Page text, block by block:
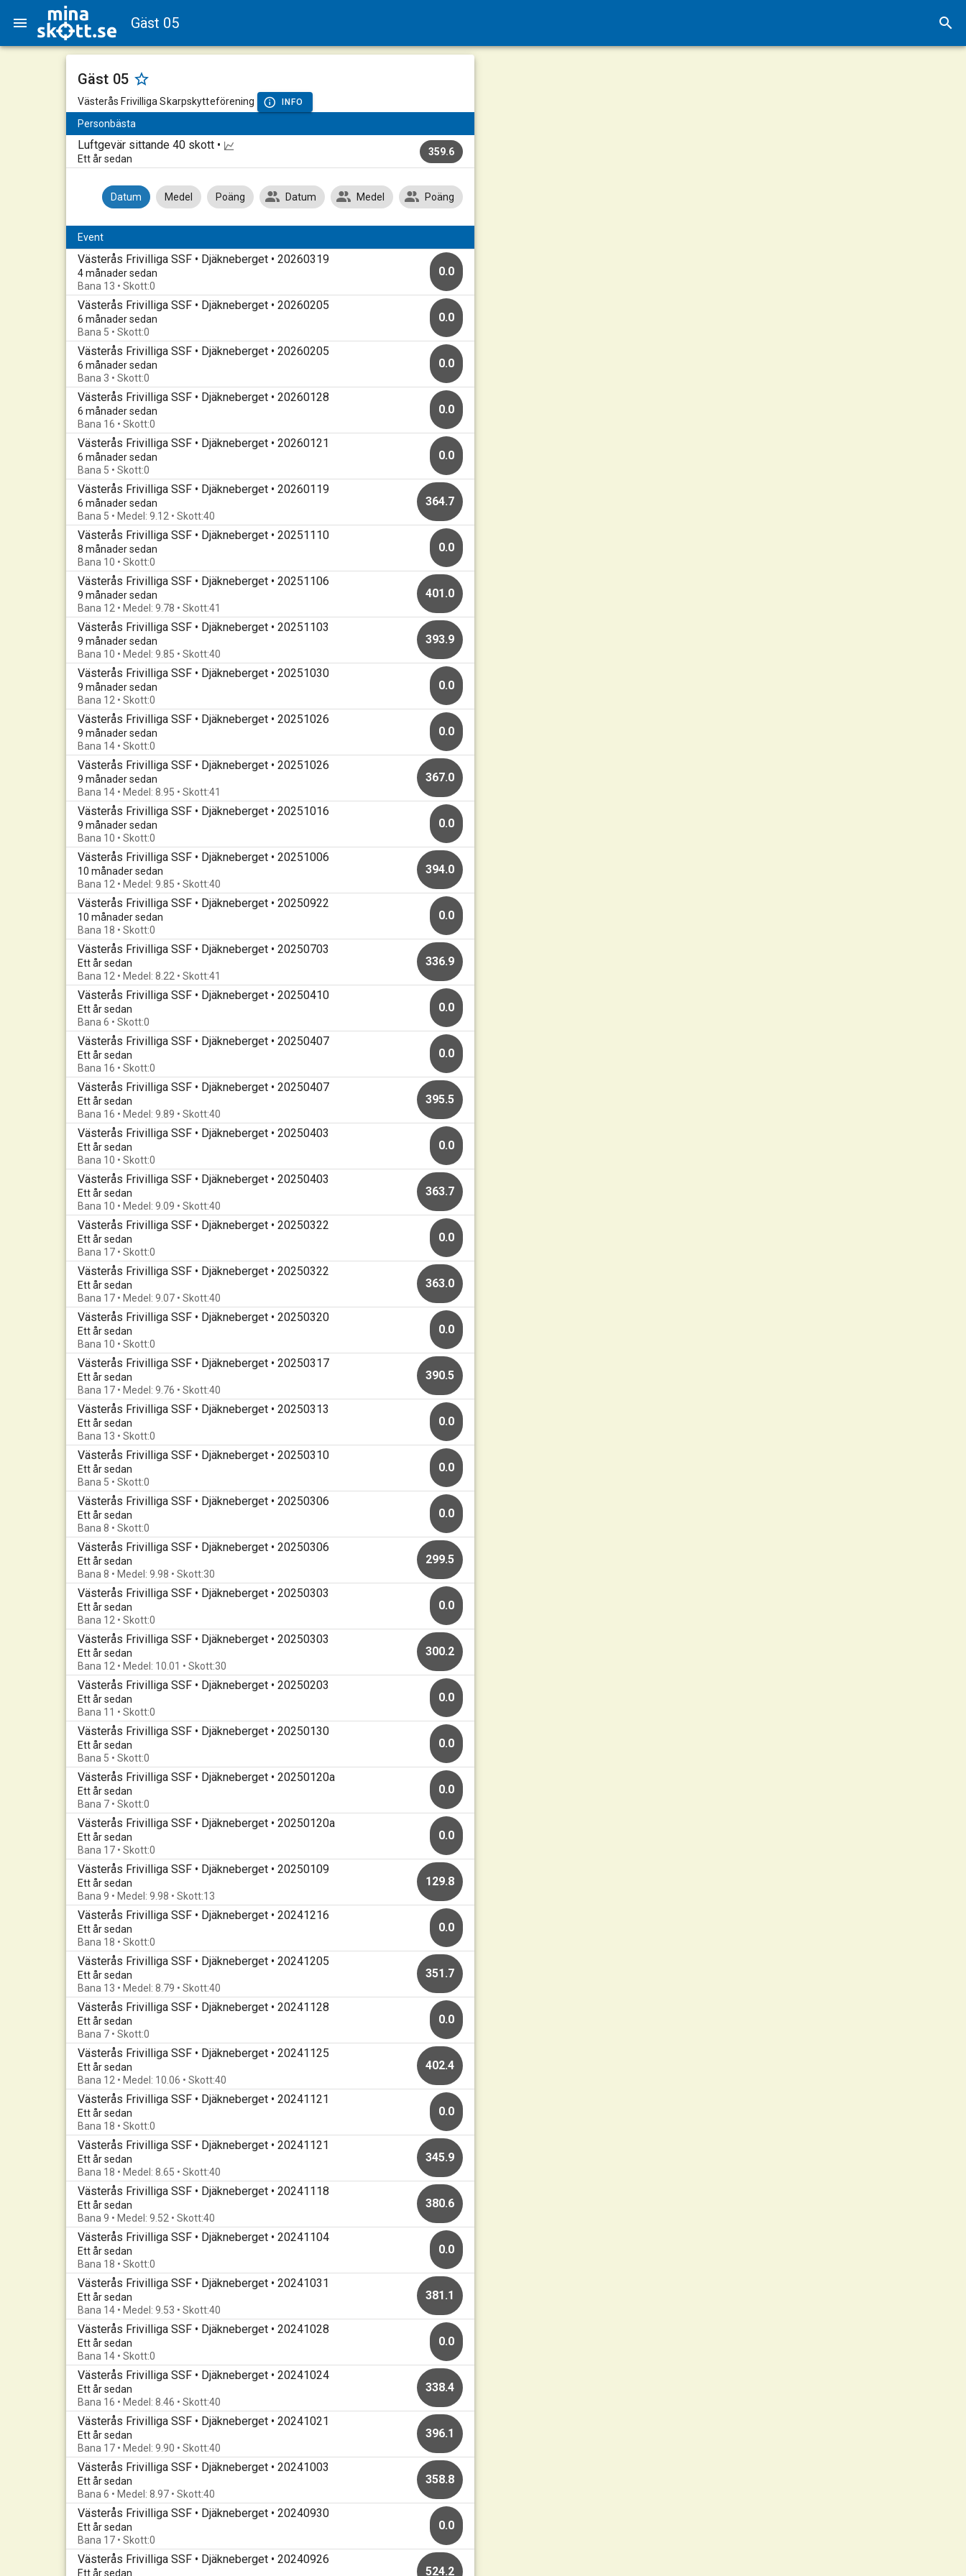
Gäst 05
Gäst 05
Västerås Frivilliga Skarpskytteförening INFO
Personbästa
Luftgevär sittande40 skott •
Ett år sedan
359.6
Datum Medel Poäng Datum Medel Poäng
Event
Västerås Frivilliga SSF • Djäkneberget • 20260319
4 månader sedan
Bana 13 • Skott:0
0.0
Västerås Frivilliga SSF • Djäkneberget • 20260205
6 månader sedan
Bana 5 • Skott:0
0.0
Västerås Frivilliga SSF • Djäkneberget • 20260205
6 månader sedan
Bana 3 • Skott:0
0.0
Västerås Frivilliga SSF • Djäkneberget • 20260128
6 månader sedan
Bana 16 • Skott:0
0.0
Västerås Frivilliga SSF • Djäkneberget • 20260121
6 månader sedan
Bana 5 • Skott:0
0.0
Västerås Frivilliga SSF • Djäkneberget • 20260119
6 månader sedan
Bana 5 • Medel: 9.12 • Skott:40
364.7
Västerås Frivilliga SSF • Djäkneberget • 20251110
8 månader sedan
Bana 10 • Skott:0
0.0
Västerås Frivilliga SSF • Djäkneberget • 20251106
9 månader sedan
Bana 12 • Medel: 9.78 • Skott:41
401.0
Västerås Frivilliga SSF • Djäkneberget • 20251103
9 månader sedan
Bana 10 • Medel: 9.85 • Skott:40
393.9
Västerås Frivilliga SSF • Djäkneberget • 20251030
9 månader sedan
Bana 12 • Skott:0
0.0
Västerås Frivilliga SSF • Djäkneberget • 20251026
9 månader sedan
Bana 14 • Skott:0
0.0
Västerås Frivilliga SSF • Djäkneberget • 20251026
9 månader sedan
Bana 14 • Medel: 8.95 • Skott:41
367.0
Västerås Frivilliga SSF • Djäkneberget • 20251016
9 månader sedan
Bana 10 • Skott:0
0.0
Västerås Frivilliga SSF • Djäkneberget • 20251006
10 månader sedan
Bana 12 • Medel: 9.85 • Skott:40
394.0
Västerås Frivilliga SSF • Djäkneberget • 20250922
10 månader sedan
Bana 18 • Skott:0
0.0
Västerås Frivilliga SSF • Djäkneberget • 20250703
Ett år sedan
Bana 12 • Medel: 8.22 • Skott:41
336.9
Västerås Frivilliga SSF • Djäkneberget • 20250410
Ett år sedan
Bana 6 • Skott:0
0.0
Västerås Frivilliga SSF • Djäkneberget • 20250407
Ett år sedan
Bana 16 • Skott:0
0.0
Västerås Frivilliga SSF • Djäkneberget • 20250407
Ett år sedan
Bana 16 • Medel: 9.89 • Skott:40
395.5
Västerås Frivilliga SSF • Djäkneberget • 20250403
Ett år sedan
Bana 10 • Skott:0
0.0
Västerås Frivilliga SSF • Djäkneberget • 20250403
Ett år sedan
Bana 10 • Medel: 9.09 • Skott:40
363.7
Västerås Frivilliga SSF • Djäkneberget • 20250322
Ett år sedan
Bana 17 • Skott:0
0.0
Västerås Frivilliga SSF • Djäkneberget • 20250322
Ett år sedan
Bana 17 • Medel: 9.07 • Skott:40
363.0
Västerås Frivilliga SSF • Djäkneberget • 20250320
Ett år sedan
Bana 10 • Skott:0
0.0
Västerås Frivilliga SSF • Djäkneberget • 20250317
Ett år sedan
Bana 17 • Medel: 9.76 • Skott:40
390.5
Västerås Frivilliga SSF • Djäkneberget • 20250313
Ett år sedan
Bana 13 • Skott:0
0.0
Västerås Frivilliga SSF • Djäkneberget • 20250310
Ett år sedan
Bana 5 • Skott:0
0.0
Västerås Frivilliga SSF • Djäkneberget • 20250306
Ett år sedan
Bana 8 • Skott:0
0.0
Västerås Frivilliga SSF • Djäkneberget • 20250306
Ett år sedan
Bana 8 • Medel: 9.98 • Skott:30
299.5
Västerås Frivilliga SSF • Djäkneberget • 20250303
Ett år sedan
Bana 12 • Skott:0
0.0
Västerås Frivilliga SSF • Djäkneberget • 20250303
Ett år sedan
Bana 12 • Medel: 10.01 • Skott:30
300.2
Västerås Frivilliga SSF • Djäkneberget • 20250203
Ett år sedan
Bana 11 • Skott:0
0.0
Västerås Frivilliga SSF • Djäkneberget • 20250130
Ett år sedan
Bana 5 • Skott:0
0.0
Västerås Frivilliga SSF • Djäkneberget • 20250120a
Ett år sedan
Bana 7 • Skott:0
0.0
Västerås Frivilliga SSF • Djäkneberget • 20250120a
Ett år sedan
Bana 17 • Skott:0
0.0
Västerås Frivilliga SSF • Djäkneberget • 20250109
Ett år sedan
Bana 9 • Medel: 9.98 • Skott:13
129.8
Västerås Frivilliga SSF • Djäkneberget • 20241216
Ett år sedan
Bana 18 • Skott:0
0.0
Västerås Frivilliga SSF • Djäkneberget • 20241205
Ett år sedan
Bana 13 • Medel: 8.79 • Skott:40
351.7
Västerås Frivilliga SSF • Djäkneberget • 20241128
Ett år sedan
Bana 7 • Skott:0
0.0
Västerås Frivilliga SSF • Djäkneberget • 20241125
Ett år sedan
Bana 12 • Medel: 10.06 • Skott:40
402.4
Västerås Frivilliga SSF • Djäkneberget • 20241121
Ett år sedan
Bana 18 • Skott:0
0.0
Västerås Frivilliga SSF • Djäkneberget • 20241121
Ett år sedan
Bana 18 • Medel: 8.65 • Skott:40
345.9
Västerås Frivilliga SSF • Djäkneberget • 20241118
Ett år sedan
Bana 9 • Medel: 9.52 • Skott:40
380.6
Västerås Frivilliga SSF • Djäkneberget • 20241104
Ett år sedan
Bana 18 • Skott:0
0.0
Västerås Frivilliga SSF • Djäkneberget • 20241031
Ett år sedan
Bana 14 • Medel: 9.53 • Skott:40
381.1
Västerås Frivilliga SSF • Djäkneberget • 20241028
Ett år sedan
Bana 14 • Skott:0
0.0
Västerås Frivilliga SSF • Djäkneberget • 20241024
Ett år sedan
Bana 16 • Medel: 8.46 • Skott:40
338.4
Västerås Frivilliga SSF • Djäkneberget • 20241021
Ett år sedan
Bana 17 • Medel: 9.90 • Skott:40
396.1
Västerås Frivilliga SSF • Djäkneberget • 20241003
Ett år sedan
Bana 6 • Medel: 8.97 • Skott:40
358.8
Västerås Frivilliga SSF • Djäkneberget • 20240930
Ett år sedan
Bana 17 • Skott:0
0.0
Västerås Frivilliga SSF • Djäkneberget • 20240926
Ett år sedan 524.2